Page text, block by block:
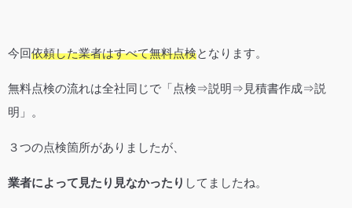
今回依頼した業者はすべて無料点検となります。
無料点検の流れは全社同じで「点検⇒説明⇒見積書作成⇒説
明」。
３つの点検箇所がありましたが、
業者によって見たり見なかったり してましたね。